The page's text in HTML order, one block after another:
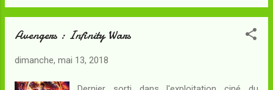
du film de 2019, et vous remarquerez au
identiques... Résumé : Au fond d'une
portes conduisant vers des lieux peuplés de
Avengers : Infinity Wars
dimanche, mai 13, 2018